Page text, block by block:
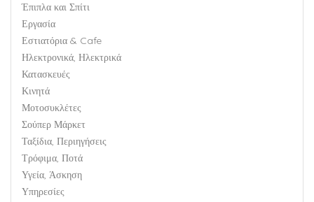
Έπιπλα και Σπίτι
Εργασία
Εστιατόρια & Cafe
Ηλεκτρονικά, Ηλεκτρικά
Κατασκευές
Κινητά
Μοτοσυκλέτες
Σούπερ Μάρκετ
Ταξίδια, Περιηγήσεις
Τρόφιμα, Ποτά
Υγεία, Άσκηση
Υπηρεσίες